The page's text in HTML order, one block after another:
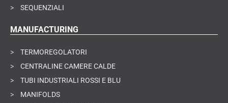
>
SEQUENZIALI
MANUFACTURING
>
TERMOREGOLATORI
>
CENTRALINE CAMERE CALDE
>
TUBI INDUSTRIALI ROSSI E BLU
>
MANIFOLDS